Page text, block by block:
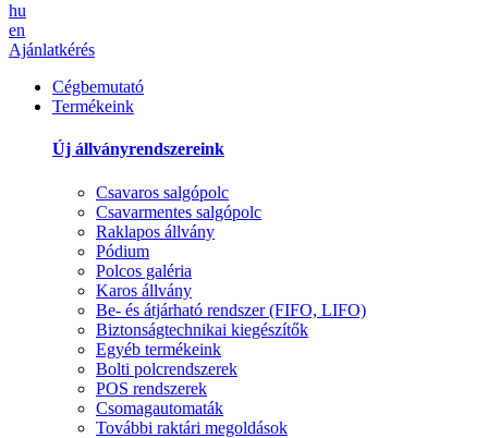
hu
en
Ajánlatkérés
Cégbemutató
Termékeink
Új állványrendszereink
Csavaros salgópolc
Csavarmentes salgópolc
Raklapos állvány
Pódium
Polcos galéria
Karos állvány
Be- és átjárható rendszer (FIFO, LIFO)
Biztonságtechnikai kiegészítők
Egyéb termékeink
Bolti polcrendszerek
POS rendszerek
Csomagautomaták
További raktári megoldások